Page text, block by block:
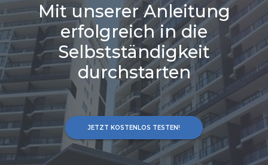
Mit unserer Anleitung
erfolgreich in die
Selbststän­digkeit
durchstarten
JETZT KOSTENLOS TESTEN!